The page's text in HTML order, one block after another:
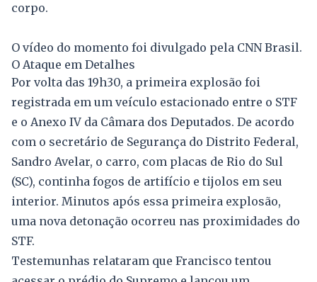
corpo.
O vídeo do momento foi divulgado pela CNN Brasil.
O Ataque em Detalhes
Por volta das 19h30, a primeira explosão foi
registrada em um veículo estacionado entre o STF
e o Anexo IV da Câmara dos Deputados. De acordo
com o secretário de Segurança do Distrito Federal,
Sandro Avelar, o carro, com placas de Rio do Sul
(SC), continha fogos de artifício e tijolos em seu
interior. Minutos após essa primeira explosão,
uma nova detonação ocorreu nas proximidades do
STF.
Testemunhas relataram que Francisco tentou